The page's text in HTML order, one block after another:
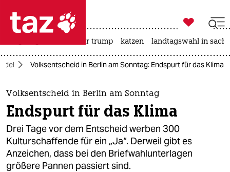
 taz zahl ich
taz zahl ich
themen
politik
öko
gesellschaft

taz zahl ich
usa unter trump katzen landtagswahl in
Volksentscheid in Berlin am Sonntag: Endspurt für das Klima
Volksentscheid in Berlin am Sonntag
Endspurt für das Klima
Drei Tage vor dem Entscheid werben 300
Kulturschaffende für ein „Ja“. Derweil gibt es
Anzeichen, dass bei den Briefwahlunterlagen
größere Pannen passiert sind.